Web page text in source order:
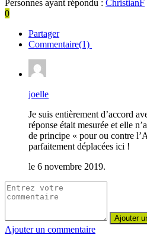
Personnes ayant répondu : ChristianF
0
Partager
Commentaire(1)
joelle
Je suis entièrement d’accord
réponse était mesurée et elle
de principe « pour ou contre
parfaitement déplacées ici !
le 6 novembre 2019.
Ajouter un commentaire